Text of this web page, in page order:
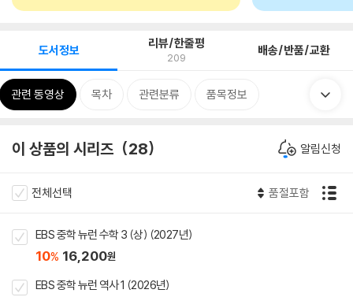
도서정보 리뷰/한줄평
209 배송/반품/교환
관련 동영상 목차 관련분류 품목정보
이 상품의 시리즈 28 알림신청
전체선택 품절포함
EBS 중학 뉴런 수학 3 (상) (2027년)
10% 16,200원
EBS 중학 뉴런 역사 1 (2026년)